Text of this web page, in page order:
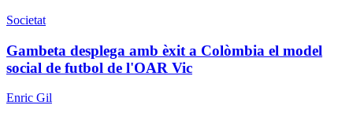
Societat
Gambeta desplega amb èxit a Colòmbia el model
social de futbol de l'OAR Vic
Enric Gil